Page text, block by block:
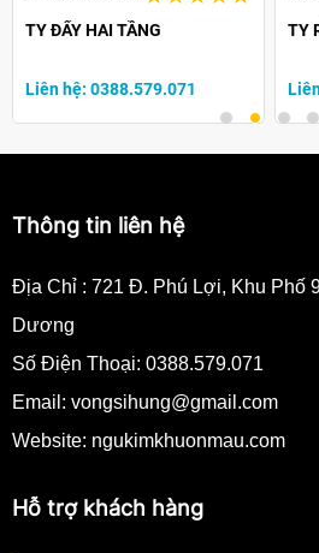
TY ĐẨY HAI TẦNG
Liên hệ: 0388.579.071
TY
Thông tin liên hệ
Địa Chỉ : 721 Đ. Phú Lợi, Khu Phố
Dương
Số Điện Thoại: 0388.579.071
Email: vongsihung@gmail.com
Website: ngukimkhuonmau.com
Hỗ trợ khách hàng